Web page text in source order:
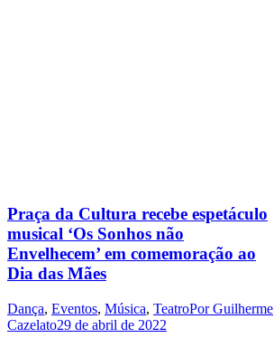
Praça da Cultura recebe espetáculo
musical ‘Os Sonhos não
Envelhecem’ em comemoração ao
Dia das Mães
Dança, Eventos, Música, TeatroPorGuilherme
Cazelato29 de abril de 2022